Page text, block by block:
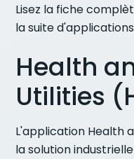
Lisez la fiche
la suite
Health
Utilities
L'application Health
la solution